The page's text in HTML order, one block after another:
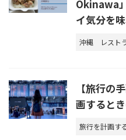
Okinawa
イ気分を
沖縄 レスト
【旅行の
画すると
旅行を計画す